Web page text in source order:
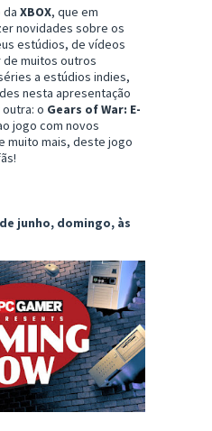
da XBOX, que em
novidades sobre os
estúdios, de vídeos
de muitos outros
a estúdios indies,
nesta apresentação
o Gears of War: E-
jogo com novos
muito mais, deste jogo
junho, domingo, às